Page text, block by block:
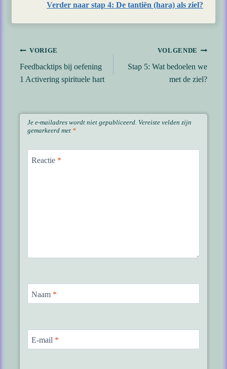
Verder naar stap 4: De tantiën (hara) als ziel?
Bericht
navigatie
VORIGE
Feedbacktips bij oefening
1 Activering spirituele hart
VOLGENDE
Stap 5: Wat bedoelen we
met de ziel?
Je e-mailadres wordt niet gepubliceerd. Vereiste velden zijn
gemarkeerd met *
Reactie *
Naam *
E-mail *